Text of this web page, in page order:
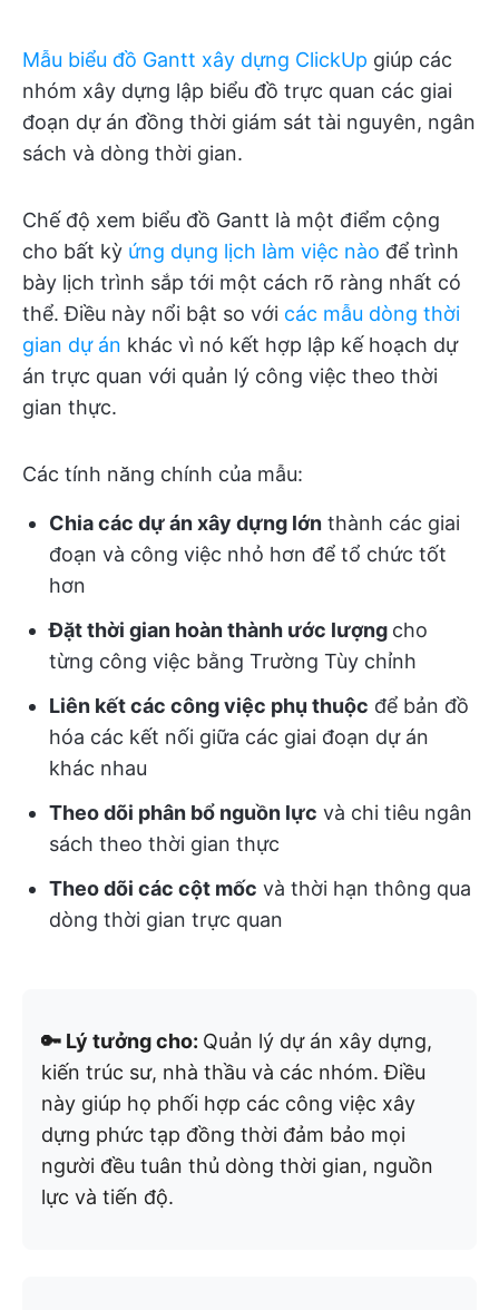
Mẫu biểu đồ Gantt xây dựng ClickUp giúp các
nhóm xây dựng lập biểu đồ trực quan các giai
đoạn dự án đồng thời giám sát tài nguyên, ngân
sách và dòng thời gian.
Chế độ xem biểu đồ Gantt là một điểm cộng
cho bất kỳ ứng dụng lịch làm việc nào để trình
bày lịch trình sắp tới một cách rõ ràng nhất có
thể. Điều này nổi bật so với các mẫu dòng thời
gian dự án khác vì nó kết hợp lập kế hoạch dự
án trực quan với quản lý công việc theo thời
gian thực.
Các tính năng chính của mẫu:
Chia các dự án xây dựng lớn thành các giai
đoạn và công việc nhỏ hơn để tổ chức tốt
hơn
Đặt thời gian hoàn thành ước lượng cho
từng công việc bằng Trường Tùy chỉnh
Liên kết các công việc phụ thuộc để bản đồ
hóa các kết nối giữa các giai đoạn dự án
khác nhau
Theo dõi phân bổ nguồn lực và chi tiêu ngân
sách theo thời gian thực
Theo dõi các cột mốc và thời hạn thông qua
dòng thời gian trực quan
🔑 Lý tưởng cho: Quản lý dự án xây dựng,
kiến trúc sư, nhà thầu và các nhóm. Điều
này giúp họ phối hợp các công việc xây
dựng phức tạp đồng thời đảm bảo mọi
người đều tuân thủ dòng thời gian, nguồn
lực và tiến độ.